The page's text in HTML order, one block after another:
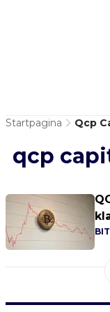
Startpagina Qcp
qcp